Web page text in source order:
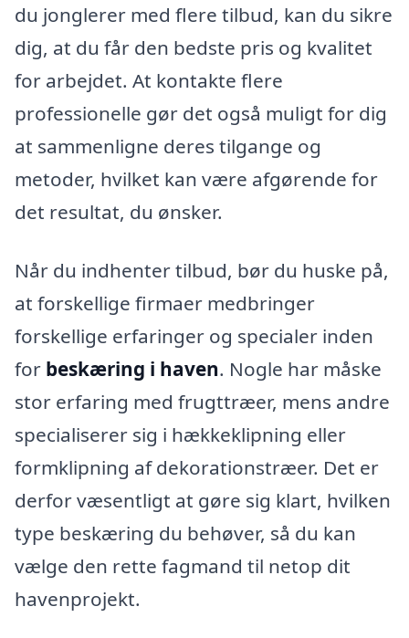
du jonglerer med flere tilbud, kan du sikre
dig, at du får den bedste pris og kvalitet
for arbejdet. At kontakte flere
professionelle gør det også muligt for dig
at sammenligne deres tilgange og
metoder, hvilket kan være afgørende for
det resultat, du ønsker.
Når du indhenter tilbud, bør du huske på,
at forskellige firmaer medbringer
forskellige erfaringer og specialer inden
for beskæring i haven. Nogle har måske
stor erfaring med frugttræer, mens andre
specialiserer sig i hækkeklipning eller
formklipning af dekorationstræer. Det er
derfor væsentligt at gøre sig klart, hvilken
type beskæring du behøver, så du kan
vælge den rette fagmand til netop dit
havenprojekt.